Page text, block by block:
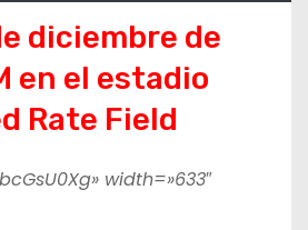
diciembre de
en el estadio
Rate Field
width=»633″